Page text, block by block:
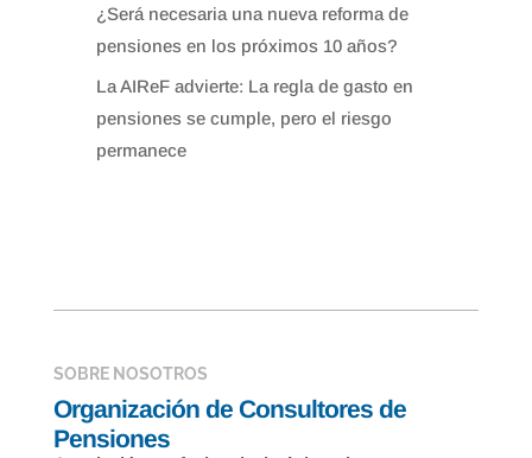
¿Será necesaria una nueva reforma de
pensiones en los próximos 10 años?
La AIReF advierte: La regla de gasto en
pensiones se cumple, pero el riesgo
permanece
SOBRE NOSOTROS
Organización de Consultores de
Pensiones